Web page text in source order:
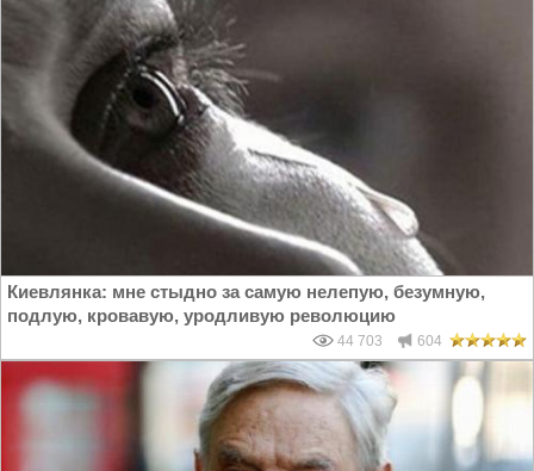
Киевлянка: мне стыдно за самую нелепую, безумную,
подлую, кровавую, уродливую революцию
44 703 604